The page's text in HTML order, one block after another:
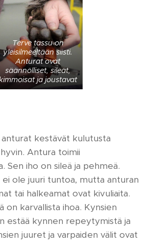
Terve tassu on
yleisilmeeltään siisti.
Anturat ovat
säännölliset, sileät,
ja joustavat
kestävät kulutusta
Antura toimii
Sen iho on sileä ja pehmeä.
ei ole juuri tuntoa, mutta anturan
tai halkeamat ovat kivuliaita.
on karvallista ihoa. Kynsien
estää kynnen repeytymistä ja
juuret ja varpaiden välit ovat